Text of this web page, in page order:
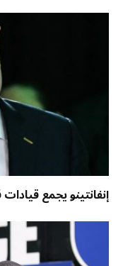
إنفانتينو يجمع